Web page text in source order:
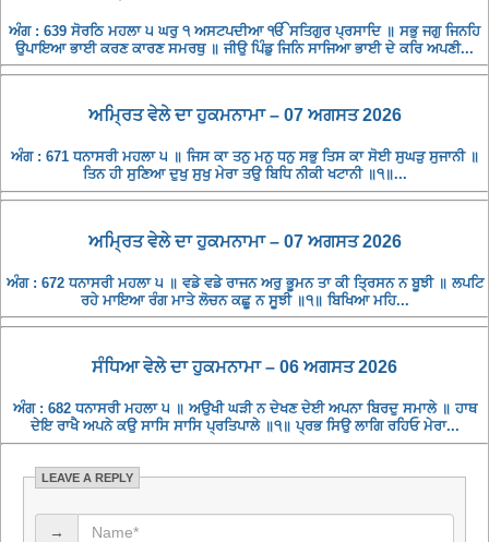
ਅੰਗ : 639 ਸੋਰਠਿ ਮਹਲਾ ੫ ਘਰੁ ੧ ਅਸਟਪਦੀਆ ੴ ਸਤਿਗੁਰ ਪ੍ਰਸਾਦਿ ॥ ਸਭੁ ਜਗੁ ਜਿਨਹਿ
ਉਪਾਇਆ ਭਾਈ ਕਰਣ ਕਾਰਣ ਸਮਰਥੁ ॥ ਜੀਉ ਪਿੰਡੁ ਜਿਨਿ ਸਾਜਿਆ ਭਾਈ ਦੇ ਕਰਿ ਅਪਣੀ...
ਅਮ੍ਰਿਤ ਵੇਲੇ ਦਾ ਹੁਕਮਨਾਮਾ – 07 ਅਗਸਤ 2026
ਅੰਗ : 671 ਧਨਾਸਰੀ ਮਹਲਾ ੫ ॥ ਜਿਸ ਕਾ ਤਨੁ ਮਨੁ ਧਨੁ ਸਭੁ ਤਿਸ ਕਾ ਸੋਈ ਸੁਘੜੁ ਸੁਜਾਨੀ ॥
ਤਿਨ ਹੀ ਸੁਣਿਆ ਦੁਖੁ ਸੁਖੁ ਮੇਰਾ ਤਉ ਬਿਧਿ ਨੀਕੀ ਖਟਾਨੀ ॥੧॥...
ਅਮ੍ਰਿਤ ਵੇਲੇ ਦਾ ਹੁਕਮਨਾਮਾ – 07 ਅਗਸਤ 2026
ਅੰਗ : 672 ਧਨਾਸਰੀ ਮਹਲਾ ੫ ॥ ਵਡੇ ਵਡੇ ਰਾਜਨ ਅਰੁ ਭੂਮਨ ਤਾ ਕੀ ਤ੍ਰਿਸਨ ਨ ਬੂਝੀ ॥ ਲਪਟਿ
ਰਹੇ ਮਾਇਆ ਰੰਗ ਮਾਤੇ ਲੋਚਨ ਕਛੂ ਨ ਸੂਝੀ ॥੧॥ ਬਿਖਿਆ ਮਹਿ...
ਸੰਧਿਆ ਵੇਲੇ ਦਾ ਹੁਕਮਨਾਮਾ – 06 ਅਗਸਤ 2026
ਅੰਗ : 682 ਧਨਾਸਰੀ ਮਹਲਾ ੫ ॥ ਅਉਖੀ ਘੜੀ ਨ ਦੇਖਣ ਦੇਈ ਅਪਨਾ ਬਿਰਦੁ ਸਮਾਲੇ ॥ ਹਾਥ
ਦੇਇ ਰਾਖੈ ਅਪਨੇ ਕਉ ਸਾਸਿ ਸਾਸਿ ਪ੍ਰਤਿਪਾਲੇ ॥੧॥ ਪ੍ਰਭ ਸਿਉ ਲਾਗਿ ਰਹਿਓ ਮੇਰਾ...
LEAVE A REPLY
→